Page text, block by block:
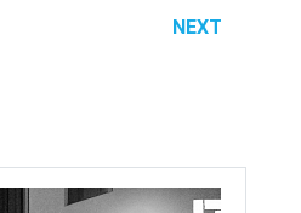
NEXT